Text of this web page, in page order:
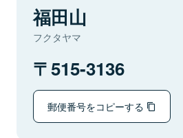
福田山
フクタヤマ
515-3136
郵便番号をコピーする